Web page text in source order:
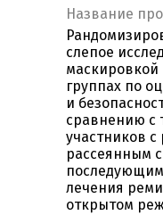
Название
слепое
группах по
и
сравнению с
участников
рассеянным
лечения
открытом